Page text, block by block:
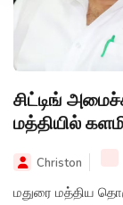
சிட்டிங்
மத்தியில்
Christon
மதுரை மத்திய